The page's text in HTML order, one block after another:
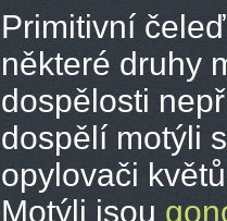
Primitivní
některé druhy
dospělosti
dospělí motýli
opylovači
Motýli jsou